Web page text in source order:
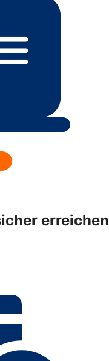
erreichen